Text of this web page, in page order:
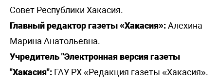
Совет Республики Хакасия.
Главный редактор газеты «Хакасия»:Алехина
Марина Анатольевна.
Учредитель "Электронная версия газеты
"Хакасия": ГАУ РХ «Редакция газеты «Хакасия».